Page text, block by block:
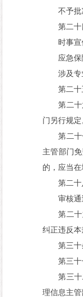
不予批准
第二十四
时事宣传
应急保障
涉及专业
第二十五
第二十六
门另行规定
第二十七
主管部门
的，应当在
第二十八
审核通过
第二十九
纠正违反本
第三十条
第三十一
第三十二
理信息主